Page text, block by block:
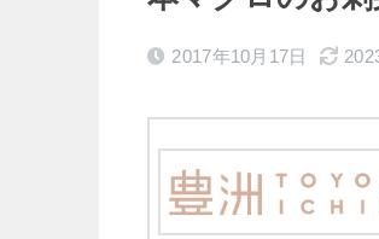
2017年10月17日